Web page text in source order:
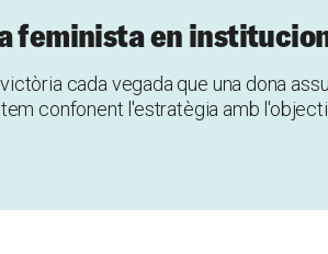
feminista en
cada vegada que una dona
confonent l'estratègia amb